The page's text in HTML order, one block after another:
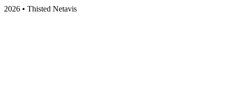
2026 • Thisted Netavis